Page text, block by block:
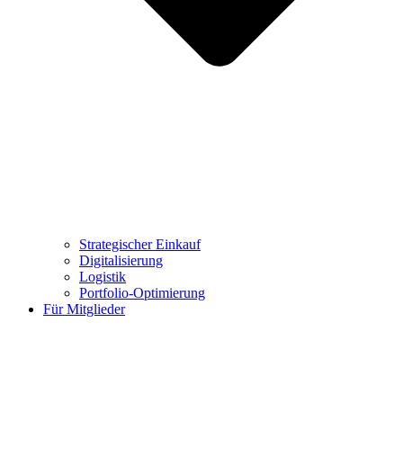
Strategischer Einkauf
Digitalisierung
Logistik
Portfolio-Optimierung
Für Mitglieder